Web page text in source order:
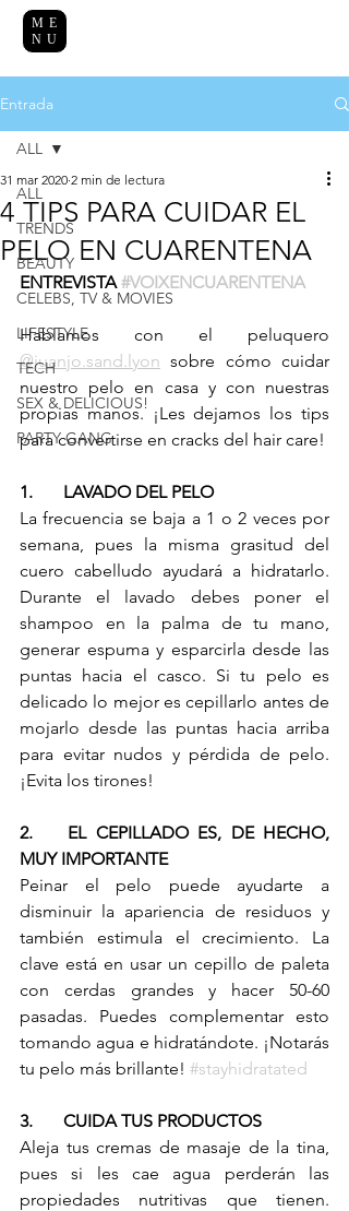
ME
NU
Entrada
ALL
TRENDS
BEAUTY
CELEBS, TV & MOVIES
LIFESTYLE
TECH
SEX & DELICIOUS!
PARTY GANG
ALL
4 TIPS PARA CUIDAR EL
PELO EN CUARENTENA
31 mar 2020 2 min de lectura
ENTREVISTA #VOIXENCUARENTENA
@juanjo.sand.lyon sobre cómo cuidar
nuestro pelo en casa y con nuestras
propias manos. ¡Les dejamos los tips
para convertirse en cracks del hair care!
1.	LAVADO DEL PELO
La frecuencia se baja a 1 o 2 veces por
semana, pues la misma grasitud del
cuero cabelludo ayudará a hidratarlo.
Durante el lavado debes poner el
shampoo en la palma de tu mano,
generar espuma y esparcirla desde las
puntas hacia el casco. Si tu pelo es
delicado lo mejor es cepillarlo antes de
mojarlo desde las puntas hacia arriba
para evitar nudos y pérdida de pelo.
¡Evita los tirones!
2.	EL CEPILLADO ES, DE HECHO,
MUY IMPORTANTE
Peinar el pelo puede ayudarte a
disminuir la apariencia de residuos y
también estimula el crecimiento. La
clave está en usar un cepillo de paleta
con cerdas grandes y hacer 50-60
pasadas. Puedes complementar esto
tomando agua e hidratándote. ¡Notarás
tu pelo más brillante! #stayhidratated
3.	CUIDA TUS PRODUCTOS
Aleja tus cremas de masaje de la tina,
pues si les cae agua perderán las
propiedades nutritivas que tienen.